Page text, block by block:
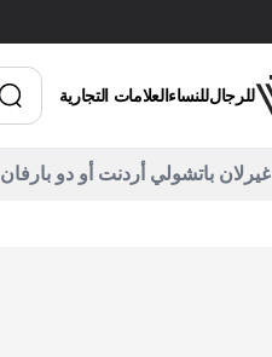
للرجالللنساءالعلامات التجارية
غيرلان باتشولي أردنت أو دو بارفان 125 مل للجنسين